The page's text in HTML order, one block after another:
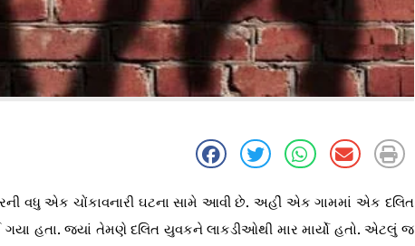
વધુ એક ચોંકાવનારી ઘટના સામે આવી છે. અહીં એક ગામમાં એક દલિત
ગયા હતા. જ્યાં તેમણે દલિત યુવકને લાકડીઓથી માર માર્યો હતો. એટલું જ